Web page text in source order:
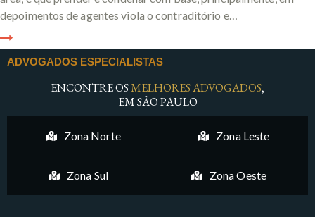
depoimentos de agentes viola o contraditório e…
ADVOGADOS ESPECIALISTAS
ENCONTRE OSMELHORES ADVOGADOS,
EM SÃO PAULO
Zona Norte Zona Leste
Zona Sul Zona Oeste